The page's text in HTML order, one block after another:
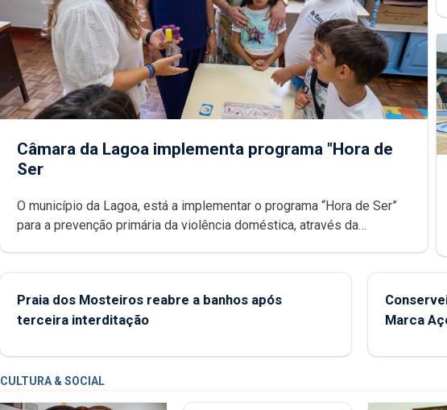
Câmara da Lagoa implementa programa "Hora de
Ser
O município da Lagoa, está a implementar o programa “Hora de Ser”
para a prevenção primária da violência doméstica, através da
Praia dos Mosteiros reabre a banhos após
terceira interditação
Marca
CULTURA & SOCIAL